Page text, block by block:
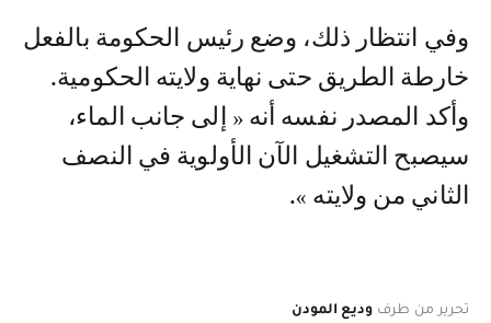
وفي انتظار ذلك، وضع رئيس الحكومة بالفعل
خارطة الطريق حتى نهاية ولايته الحكومية.
وأكد المصدر نفسه أنه « إلى جانب الماء،
سيصبح التشغيل الآن الأولوية في النصف
الثاني من ولايته ».
تحرير من طرف وديع المودن